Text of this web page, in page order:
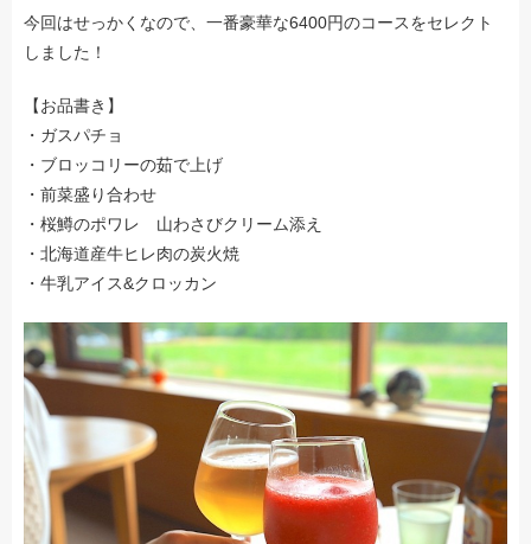
今回はせっかくなので、一番豪華な6400円のコースをセレクト
しました！
【お品書き】
・ガスパチョ
・ブロッコリーの茹で上げ
・前菜盛り合わせ
・桜鱒のポワレ 山わさびクリーム添え
・北海道産牛ヒレ肉の炭火焼
・牛乳アイス&クロッカン